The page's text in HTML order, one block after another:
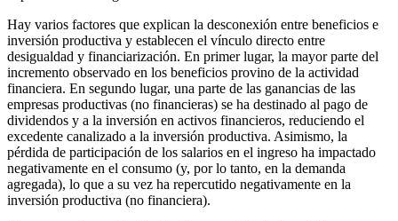
Hay varios factores que explican la desconexión entre beneficios e
inversión productiva y establecen el vínculo directo entre
desigualdad y financiarización. En primer lugar, la mayor parte del
incremento observado en los beneficios provino de la actividad
financiera. En segundo lugar, una parte de las ganancias de las
empresas productivas (no financieras) se ha destinado al pago de
dividendos y a la inversión en activos financieros, reduciendo el
excedente canalizado a la inversión productiva. Asimismo, la
pérdida de participación de los salarios en el ingreso ha impactado
negativamente en el consumo (y, por lo tanto, en la demanda
agregada), lo que a su vez ha repercutido negativamente en la
inversión productiva (no financiera).